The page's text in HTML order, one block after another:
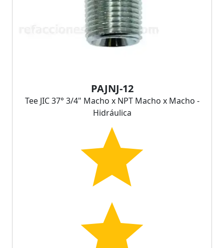
PAJNJ-12
Tee JIC 37° 3/4" Macho x NPT Macho x Macho -
Hidráulica